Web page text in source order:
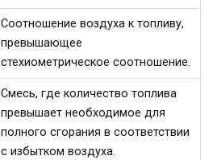
Соотношение воздуха к топливу,
превышающее
стехиометрическое соотношение.
Смесь, где количество топлива
превышает необходимое для
полного сгорания в соответствии
с избытком воздуха.